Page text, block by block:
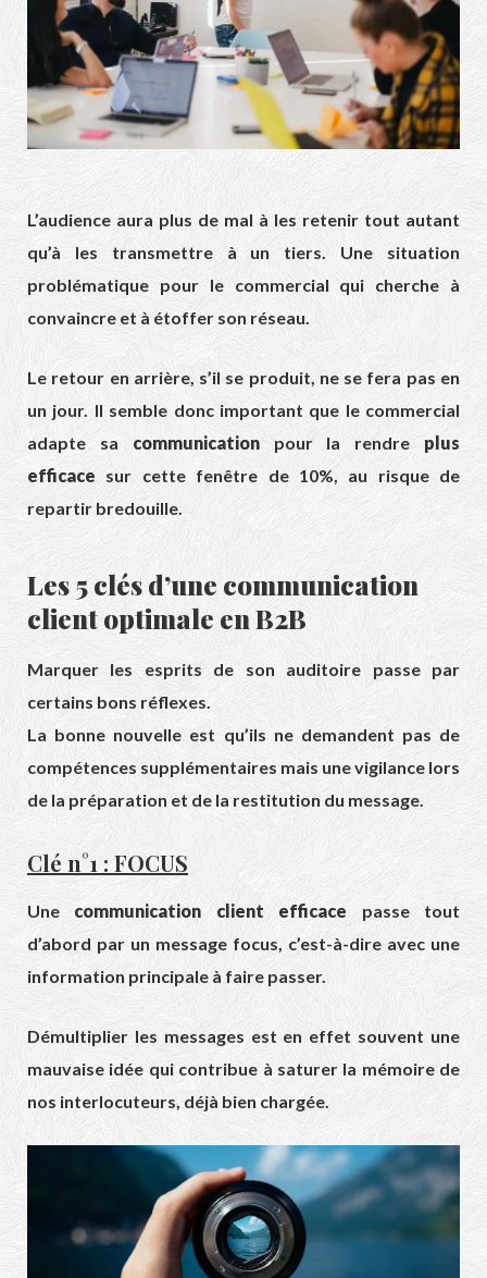
L’audience aura plus de mal à les retenir tout autant
qu’à les transmettre à un tiers. Une situation
problématique pour le commercial qui cherche à
convaincre et à étoffer son réseau.
Le retour en arrière, s’il se produit, ne se fera pas en
un jour. Il semble donc important que le commercial
adapte sa communicationpour la rendre plus
efficace sur cette fenêtre de 10%, au risque de
repartir bredouille.
Les 5 clés d’une communication
client optimale en B2B
Marquer les esprits de son auditoire passe par
certains bons réflexes.
La bonne nouvelle est qu’ils ne demandent pas de
compétences supplémentaires mais une vigilance lors
de la préparation et de la restitution du message.
Clé n°1 : FOCUS
Une communication client efficace passe tout
d’abord par un message focus, c’est-à-dire avec une
information principale à faire passer.
Démultiplier les messages est en effet souvent une
mauvaise idée qui contribue à saturer la mémoire de
nos interlocuteurs, déjà bien chargée.